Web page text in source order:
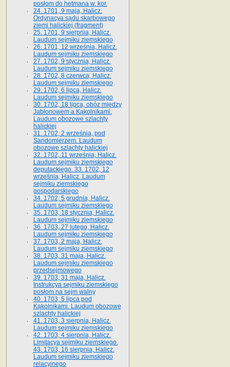
posłom do hetmana w. kor.
24. 1701, 9 maja, Halicz.
Ordynacya sądu skarbowego
ziemi halickiej (fragment)
25. 1701, 9 sierpnia, Halicz.
Laudum sejmiku ziemskiego
26. 1701, 12 września, Halicz.
Laudum sejmiku ziemskiego
27. 1702, 9 stycznia, Halicz.
Laudum sejmiku ziemskiego
28. 1702, 8 czerwca, Halicz.
Laudum sejmiku ziemskiego
29. 1702, 6 lipca, Halicz.
Laudum sejmiku ziemskiego
30. 1702, 18 lipca, obóz między
Jabłonowem a Kąkolnikami.
Laudum obozowe szlachty
halickiej
31. 1702, 2 września, pod
Sandomierzem. Laudum
obozowe szlachty halickiej
32. 1702, 11 września, Halicz.
Laudum sejmiku ziemskiego
deputackiego. 33. 1702, 12
września, Halicz. Laudum
sejmiku ziemskiego
gospodarskiego
34. 1702, 5 grudnia, Halicz.
Laudum sejmiku ziemskiego
35. 1703, 18 stycznia, Halicz.
Laudum sejmiku ziemskiego
36. 1703, 27 lutego, Halicz.
Laudum sejmiku ziemskiego
37. 1703, 2 maja, Halicz.
Laudum sejmiku ziemskiego
38. 1703, 31 maja, Halicz.
Laudum sejmiku ziemskiego
przedsejmowego
39. 1703, 31 maja, Halicz.
Instrukcya sejmiku ziemskiego
posłom na sejm walny
40. 1703, 5 lipca pod
Kąkolnikami. Laudum obozowe
szlachty halickiej
41­. 1703, 3 sierpnia, Halicz.
Laudum sejmiku ziemskiego
42. 1703, 4 sierpnia, Halicz.
Limitacya sejmiku ziemskiego.
43. 1703, 16 sierpnia, Halicz.
Laudum sejmiku ziemskiego
relacyjnego